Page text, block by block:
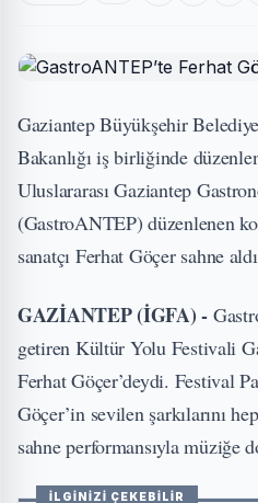
Gaziantep Büyükşehir
Bakanlığı iş birliğinde
Uluslararası Gaziantep
(GastroANTEP) düzenlenen
sanatçı Ferhat Göçer sahne
GAZİANTEP (İGFA) -
getiren Kültür Yolu Festivali
Ferhat Göçer’deydi. Festival
Göçer’in sevilen şarkılarını
sahne performansıyla müziğe
İLGİNİZİ ÇEKEBİLİR